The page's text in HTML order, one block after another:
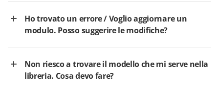
Ho trovato un errore / Voglio aggiornare un
modulo. Posso suggerire le modifiche?
Non riesco a trovare il modello che mi serve nella
libreria. Cosa devo fare?